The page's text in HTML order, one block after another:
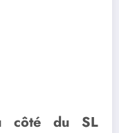
côté du SL